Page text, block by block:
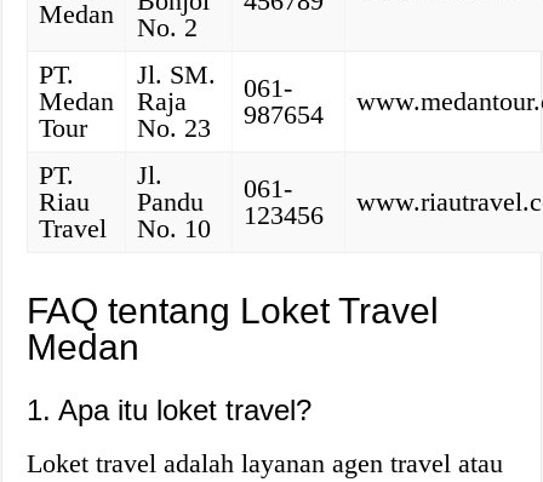
Medan
No. 2
PT.
Medan
Tour
Jl. SM.
Raja
No. 23
061-
987654
PT.
Riau
Travel
Jl.
Pandu
No. 10
061-
123456
FAQ tentang Loket Travel
Medan
1. Apa itu loket travel?
Loket travel adalah layanan agen travel atau